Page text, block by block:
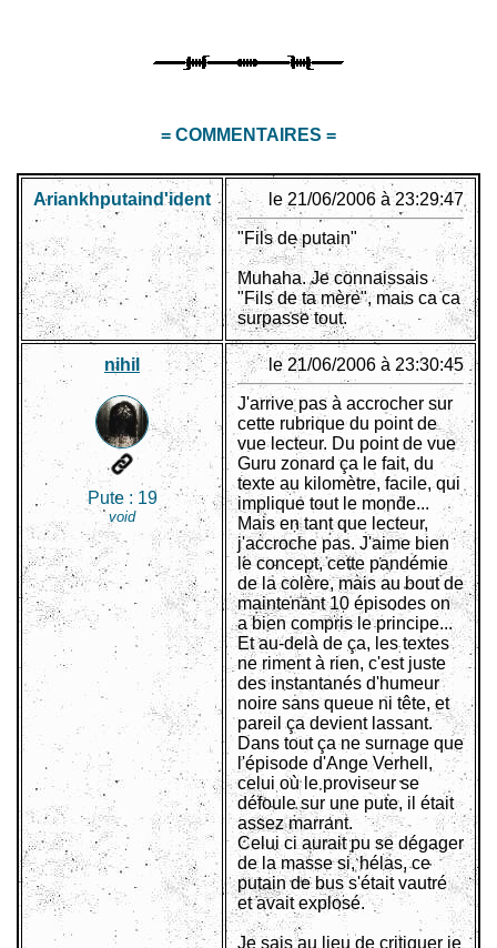
= COMMENTAIRES =
Ariankhputaind'ident le 21/06/2006 à 23:29:47
"Fils de putain"
Muhaha. Je connaissais
"Fils de ta mère", mais ca ca
surpasse tout.
nihil
Pute : 19
void
le 21/06/2006 à 23:30:45
J'arrive pas à accrocher sur
cette rubrique du point de
vue lecteur. Du point de vue
Guru zonard ça le fait, du
texte au kilomètre, facile, qui
implique tout le monde...
Mais en tant que lecteur,
j'accroche pas. J'aime bien
le concept, cette pandémie
de la colère, mais au bout de
maintenant 10 épisodes on
a bien compris le principe...
Et au-delà de ça, les textes
ne riment à rien, c'est juste
des instantanés d'humeur
noire sans queue ni tête, et
pareil ça devient lassant.
Dans tout ça ne surnage que
l'épisode d'Ange Verhell,
celui où le proviseur se
défoule sur une pute, il était
assez marrant.
Celui ci aurait pu se dégager
de la masse si, hélas, ce
putain de bus s'était vautré
et avait explosé.
Je sais au lieu de critiquer je